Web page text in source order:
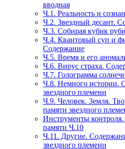
вводная
Ч.1. Реальность и
Ч.2. Звездный десант.
Ч.3. Собирая кубик
Ч.4. Квантовый суп и
Содержание
Ч.5. Время и его
Ч.6. Вирус страха.
Ч.7. Голограмма
Ч.8. Немного истории.
звездного племени
Ч.9. Человек. Земля.
памяти звездного
Инструменты
памяти Ч.10
Ч.11. Другие.
звездного племени